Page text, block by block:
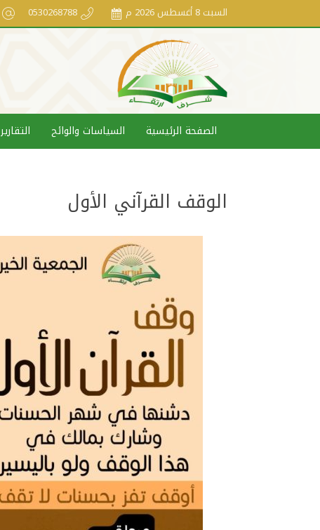
السبت 8 أغسطس 2026 م 0530268788
الصفحة الرئيسية السياسات والوائح التقارير
الوقف القرآني الأول